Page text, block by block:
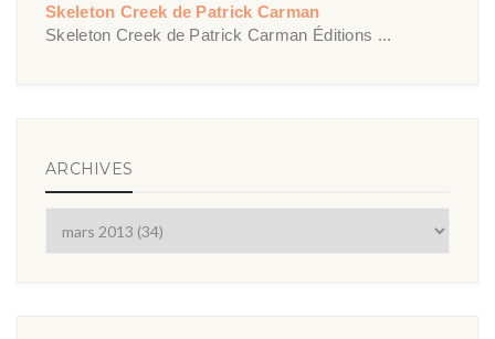
Skeleton Creek de Patrick Carman
Skeleton Creek de Patrick Carman Éditions ...
ARCHIVES